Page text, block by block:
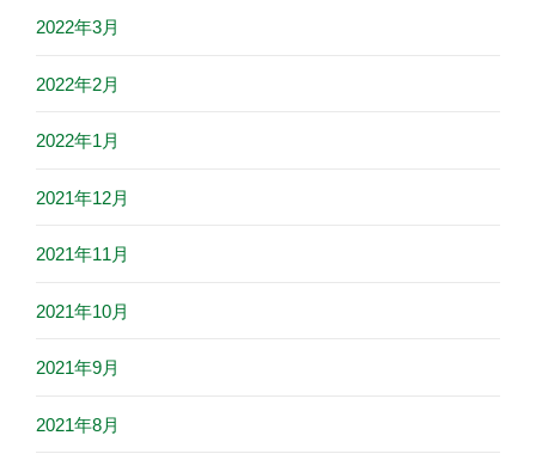
2022年3月
2022年2月
2022年1月
2021年12月
2021年11月
2021年10月
2021年9月
2021年8月